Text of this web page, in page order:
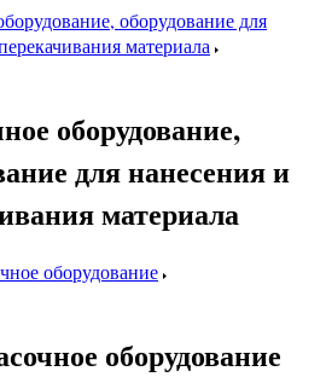
оборудование для
материала
оборудование,
для нанесения и
материала
оборудование
оборудование